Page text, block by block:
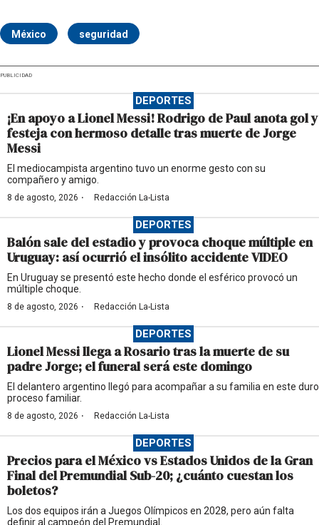
México seguridad
PUBLICIDAD
DEPORTES
¡En apoyo a Lionel Messi! Rodrigo de Paul anota gol y
festeja con hermoso detalle tras muerte de Jorge
Messi
El mediocampista argentino tuvo un enorme gesto con su
compañero y amigo.
8 de agosto, 2026 · Redacción La-Lista
DEPORTES
Balón sale del estadio y provoca choque múltiple en
Uruguay: así ocurrió el insólito accidente VIDEO
En Uruguay se presentó este hecho donde el esférico provocó un
múltiple choque.
8 de agosto, 2026 · Redacción La-Lista
DEPORTES
Lionel Messi llega a Rosario tras la muerte de su
padre Jorge; el funeral será este domingo
El delantero argentino llegó para acompañar a su familia en este duro
proceso familiar.
8 de agosto, 2026 · Redacción La-Lista
DEPORTES
Precios para el México vs Estados Unidos de la Gran
Final del Premundial Sub-20; ¿cuánto cuestan los
boletos?
Los dos equipos irán a Juegos Olímpicos en 2028, pero aún falta
definir al campeón del Premundial.